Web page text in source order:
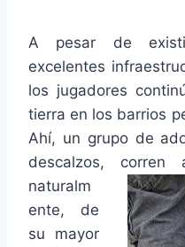
A pesar de
excelentes
los jugadores
tierra en los barrios
Ahí, un grupo de
descalzos, corren
naturalm
ente, de
su mayor